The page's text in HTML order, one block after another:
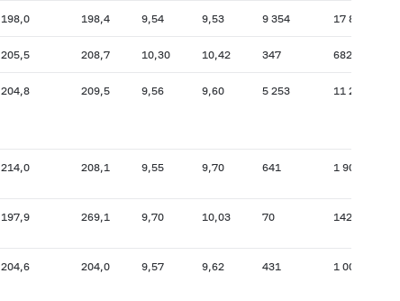
198,0 198,4 9,54 9,53 9 354 17 816
205,5 208,7 10,30 10,42 347 682
204,8 209,5 9,56 9,60 5 253 11 202
214,0 208,1 9,55 9,70 641 1 903
197,9 269,1 9,70 10,03 70 142
204,6 204,0 9,57 9,62 431 1 008